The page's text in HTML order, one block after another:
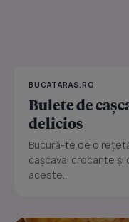
BUCATARAS.RO
Bulete de
delicios
Bucură-te de o
cașcaval crocante și
aceste...